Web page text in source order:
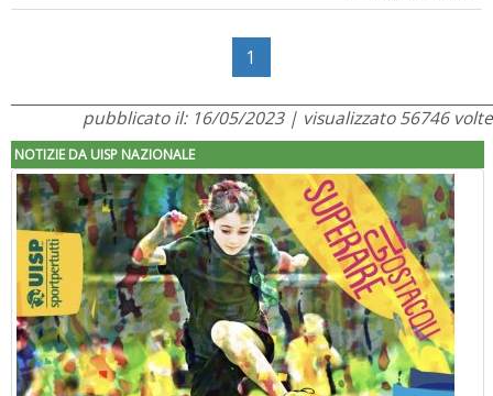
1
pubblicato il: 16/05/2023 | visualizzato 56746 volte
NOTIZIE DA UISP NAZIONALE